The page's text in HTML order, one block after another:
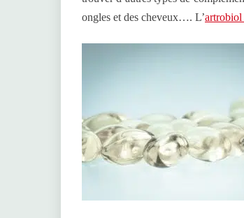
ongles et des cheveux…. L’